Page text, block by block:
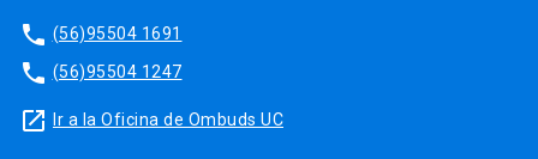
phone (56)95504 1691
phone (56)95504 1247
launch Ir a la Oficina de Ombuds UC